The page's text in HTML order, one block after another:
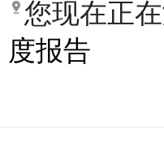
您现在正
度报告